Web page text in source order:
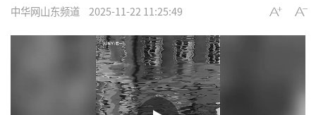
中华网山东频道 2025-11-22 11:25:49